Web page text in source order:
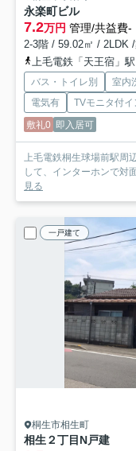
永楽町ビル
7.2万円 管理/共益費-
2-3階 / 59.02㎡ / 2LDK
上毛電鉄「天王宿」
バス・トイレ別 室内
電気有
TVモニタ付イ
敷礼0 即入居可
上毛電鉄桐生球場前駅周
して、インターホンで対
見る
一戸建て
桐生市相生町
相生２丁目N戸建